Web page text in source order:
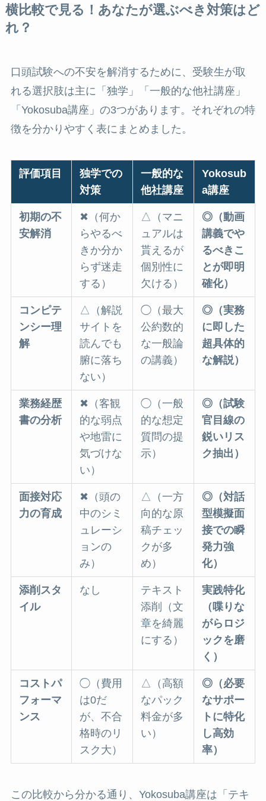
横比較で見る！あなたが選ぶべき対策はど
れ？
口頭試験への不安を解消するために、受験生が取
れる選択肢は主に「独学」「一般的な他社講座」
「Yokosuba講座」の3つがあります。それぞれの特
徴を分かりやすく表にまとめました。
評価項目
独学での
対策
一般的な
他社講座
Yokosub
a講座
初期の不
安解消
✖（何か
らやるべ
きか分か
らず迷走
する）
△（マニ
ュアルは
貰えるが
個別性に
欠ける）
◎（動画
講義でや
るべきこ
とが即明
確化）
コンピテ
ンシー理
解
△（解説
サイトを
読んでも
腑に落ち
ない）
◯（最大
公約数的
な一般論
の講義）
◎（実務
に即した
超具体的
な解説）
業務経歴
書の分析
✖（客観
的な弱点
や地雷に
気づけな
い）
◯（一般
的な想定
質問の提
示）
◎（試験
官目線の
鋭いリス
ク抽出）
面接対応
力の育成
✖（頭の
中のシミ
ュレーシ
ョンの
み）
△（一方
向的な原
稿チェッ
クが多
め）
◎（対話
型模擬面
接での瞬
発力強
化）
添削スタ
イル
なし
テキスト
添削（文
章を綺麗
にする）
実践特化
（喋りな
がらロジ
ックを磨
く）
コストパ
フォーマ
ンス
◯（費用
は0だ
が、不合
格時のリ
スク大）
△（高額
なパック
料金が多
い）
◎（必要
なサポー
トに特化
し高効
率）
この比較から分かる通り、Yokosuba講座は「テキ